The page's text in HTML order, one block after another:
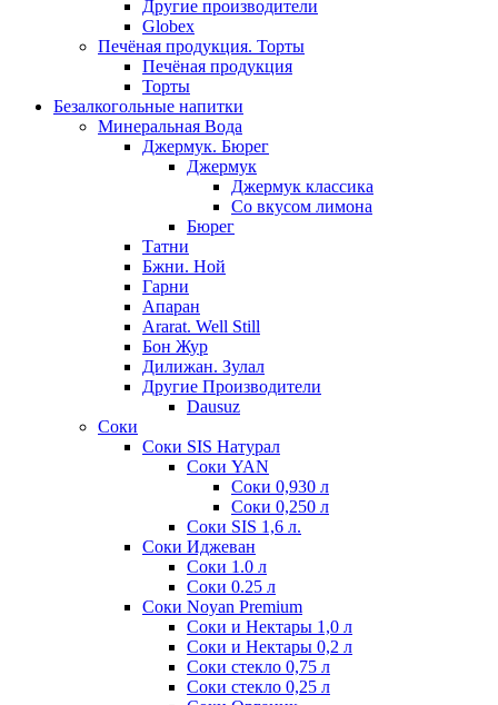
Другие производители
Globex
Печёная продукция. Торты
Печёная продукция
Торты
Безалкогольные напитки
Минеральная Вода
Джермук. Бюрег
Джермук
Джермук классика
Со вкусом лимона
Бюрег
Татни
Бжни. Ной
Гарни
Апаран
Ararat. Well Still
Бон Жур
Дилижан. Зулал
Другие Производители
Dausuz
Соки
Соки SIS Натурал
Соки YAN
Соки 0,930 л
Соки 0,250 л
Соки SIS 1,6 л.
Соки Иджеван
Соки 1.0 л
Соки 0.25 л
Соки Noyan Premium
Соки и Нектары 1,0 л
Соки и Нектары 0,2 л
Соки стекло 0,75 л
Соки стекло 0,25 л